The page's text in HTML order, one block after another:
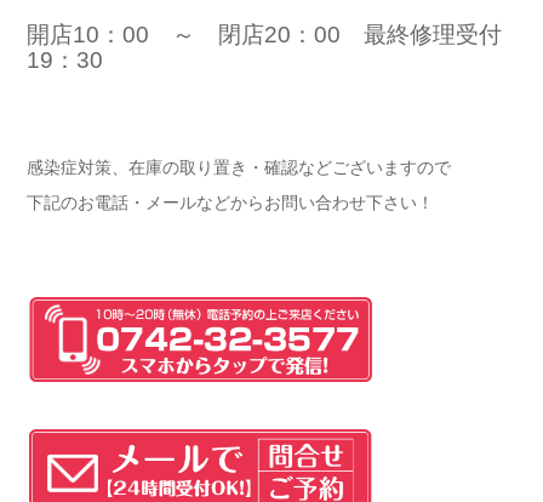
開店10：00 ～ 閉店20：00 最終修理受付
19：30
感染症対策、在庫の取り置き・確認などございますので
下記のお電話・メールなどからお問い合わせ下さい！